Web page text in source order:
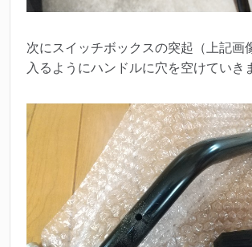
次にスイッチボックスの突起（上記画
入るようにハンドルに穴を空けていき